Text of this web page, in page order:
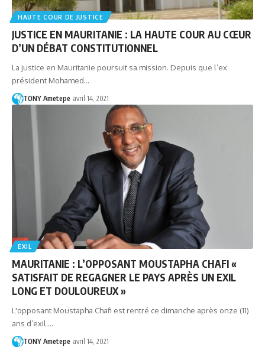
HAUTE COUR DE JUSTICE
JUSTICE EN MAURITANIE : LA HAUTE COUR AU CŒUR
D’UN DÉBAT CONSTITUTIONNEL
La justice en Mauritanie poursuit sa mission. Depuis que l’ex
président Mohamed…
TONY Ametepe avril 14, 2021
EXIL
MAURITANIE : L’OPPOSANT MOUSTAPHA CHAFI «
SATISFAIT DE REGAGNER LE PAYS APRÈS UN EXIL
LONG ET DOULOUREUX »
L'opposant Moustapha Chafi est rentré ce dimanche après onze (11)
ans d’exil.…
TONY Ametepe avril 14, 2021